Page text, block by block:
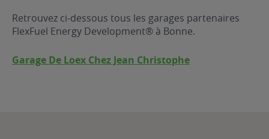
Retrouvez ci-dessous tous les garages partenaires
FlexFuel Energy Development® à Bonne.
Garage De Loex Chez Jean Christophe